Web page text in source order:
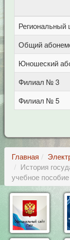
Региональный
Общий
Юношеский
Филиал № 3
Филиал № 5
Главная
История
учебное